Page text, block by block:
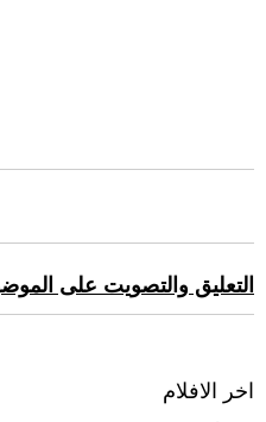
التعليق والتصويت على
اخر الافلام